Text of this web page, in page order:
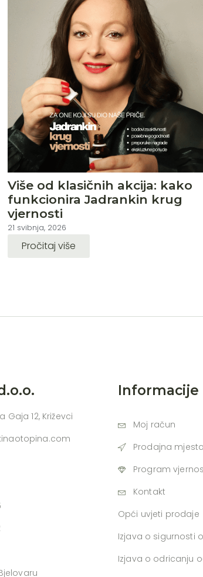
Više od klasičnih akcija: kako
funkcionira Jadrankin krug
vjernosti
21 svibnja, 2026
Pročitaj više
Gaja 12, Križevci
Informacije
Moj račun
Prodajna mjesta
Program
Kontakt
Opći uvjeti prodaje
Izjava o sigurnosti
Izjava o odricanju